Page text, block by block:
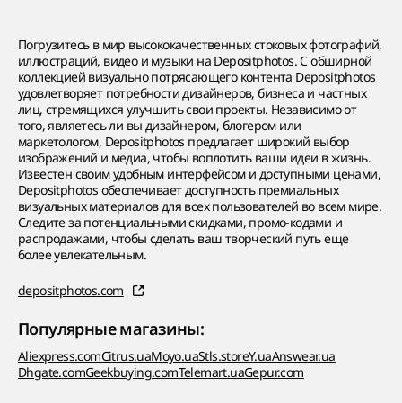
Погрузитесь в мир высококачественных стоковых фотографий,
иллюстраций, видео и музыки на Depositphotos. С обширной
коллекцией визуально потрясающего контента Depositphotos
удовлетворяет потребности дизайнеров, бизнеса и частных
лиц, стремящихся улучшить свои проекты. Независимо от
того, являетесь ли вы дизайнером, блогером или
маркетологом, Depositphotos предлагает широкий выбор
изображений и медиа, чтобы воплотить ваши идеи в жизнь.
Известен своим удобным интерфейсом и доступными ценами,
Depositphotos обеспечивает доступность премиальных
визуальных материалов для всех пользователей во всем мире.
Следите за потенциальными скидками, промо-кодами и
распродажами, чтобы сделать ваш творческий путь еще
более увлекательным.
depositphotos.com
Популярные магазины:
Aliexpress.comCitrus.uaMoyo.uaStls.storeY.uaAnswear.ua
Dhgate.comGeekbuying.comTelemart.uaGepur.com